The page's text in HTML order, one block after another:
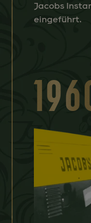
Jacobs
eingeführt.